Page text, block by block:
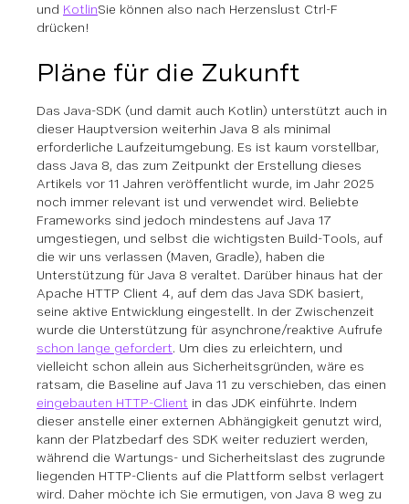
und KotlinSie können also nach Herzenslust Ctrl-F
drücken!
Pläne für die Zukunft
Das Java-SDK (und damit auch Kotlin) unterstützt auch in
dieser Hauptversion weiterhin Java 8 als minimal
erforderliche Laufzeitumgebung. Es ist kaum vorstellbar,
dass Java 8, das zum Zeitpunkt der Erstellung dieses
Artikels vor 11 Jahren veröffentlicht wurde, im Jahr 2025
noch immer relevant ist und verwendet wird. Beliebte
Frameworks sind jedoch mindestens auf Java 17
umgestiegen, und selbst die wichtigsten Build-Tools, auf
die wir uns verlassen (Maven, Gradle), haben die
Unterstützung für Java 8 veraltet. Darüber hinaus hat der
Apache HTTP Client 4, auf dem das Java SDK basiert,
seine aktive Entwicklung eingestellt. In der Zwischenzeit
wurde die Unterstützung für asynchrone/reaktive Aufrufe
schon lange gefordert. Um dies zu erleichtern, und
vielleicht schon allein aus Sicherheitsgründen, wäre es
ratsam, die Baseline auf Java 11 zu verschieben, das einen
eingebauten HTTP-Client in das JDK einführte. Indem
dieser anstelle einer externen Abhängigkeit genutzt wird,
kann der Platzbedarf des SDK weiter reduziert werden,
während die Wartungs- und Sicherheitslast des zugrunde
liegenden HTTP-Clients auf die Plattform selbst verlagert
wird. Daher möchte ich Sie ermutigen, von Java 8 weg zu